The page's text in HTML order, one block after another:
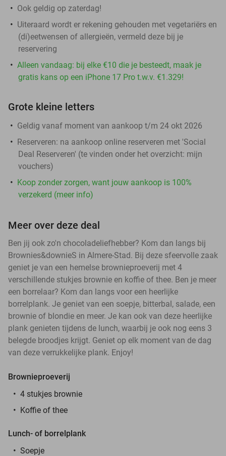
Ook geldig op zaterdag!
Uiteraard wordt er rekening gehouden met vegetariërs en
(di)eetwensen of allergieën, vermeld deze bij je
reservering
Alleen vandaag: bij elke €10 die je besteedt, maak je
gratis kans op een iPhone 17 Pro t.w.v. €1.329!
Grote kleine letters
Geldig vanaf moment van aankoop t/m 24 okt 2026
Reserveren: na aankoop online reserveren met 'Social
Deal Reserveren' (te vinden onder het overzicht: mijn
vouchers)
Koop zonder zorgen, want jouw aankoop is 100%
verzekerd (meer info)
Meer over deze deal
Ben jij ook zo'n chocoladeliefhebber? Kom dan langs bij
Brownies&downieS in Almere-Stad. Bij deze sfeervolle zaak
geniet je van een hemelse brownieproeverij met 4
verschillende stukjes brownie en koffie of thee. Ben je meer
een borrelaar? Kom dan langs voor een heerlijke
borrelplank. Je geniet van een soepje, bitterbal, salade, een
brownie of blondie en meer. Je kan ook van deze heerlijke
plank genieten tijdens de lunch, waarbij je ook nog eens 3
belegde broodjes krijgt. Geniet op elk moment van de dag
van deze verrukkelijke plank. Enjoy!
Brownieproeverij
4 stukjes brownie
Koffie of thee
Lunch- of borrelplank
Soepje